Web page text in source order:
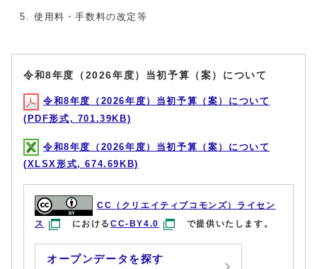
使用料・手数料の改定等
令和8年度（2026年度）当初予算（案）について
令和8年度（2026年度）当初予算（案）について
(PDF形式, 701.39KB)
令和8年度（2026年度）当初予算（案）について
(XLSX形式, 674.69KB)
CC（クリエイティブコモンズ）ライセン
ス
におけるCC-BY4.0 で提供いたします。
オープンデータを探す